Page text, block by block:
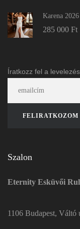
Karena 2026
285 000 Ft
Íratkozz fel a
Szalon
Eternity Esküvői
1106 Budapest, Váltó